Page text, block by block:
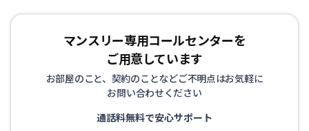
マンスリー専用コールセンターを
ご用意しています
お部屋のこと、契約のことなどご不明点はお気軽に
お問い合わせください
通話料無料で安心サポート